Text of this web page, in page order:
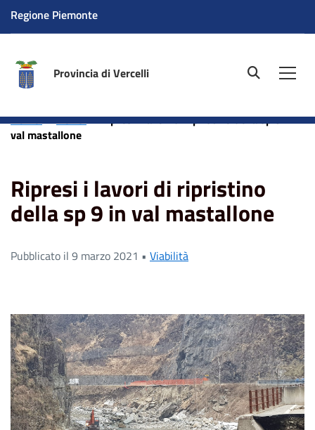
Regione Piemonte
Provincia di Vercelli site.searc
Home News
Ripresi i lavori di ripristino della sp 9 in
val mastallone
Ripresi i lavori di ripristino
della sp 9 in val mastallone
Pubblicato il 9 marzo 2021 • Viabilità